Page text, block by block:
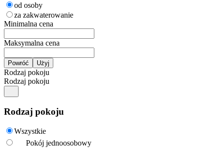
od osoby
za zakwaterowanie
Minimalna cena
Maksymalna cena
Rodzaj pokoju
Rodzaj pokoju
Rodzaj pokoju
Wszystkie
Pokój jednoosobowy